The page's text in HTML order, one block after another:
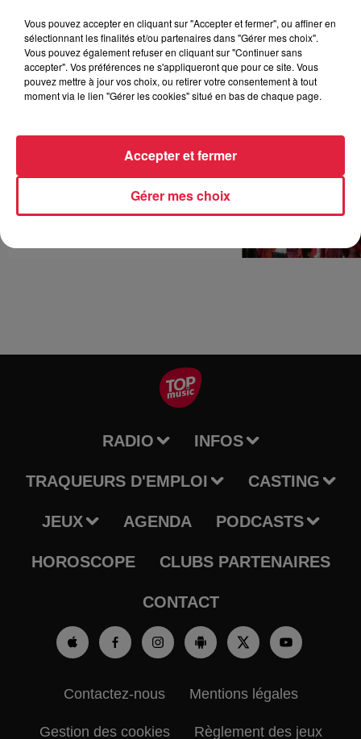
RADIO INFOS
TRAQUEURS D'EMPLOI CASTING
JEUX AGENDA PODCASTS
HOROSCOPE CLUBS PARTENAIRES
CONTACT
Contactez-nous Mentions légales
Gestion des cookies Règlement des jeux
Vous pouvez accepter en cliquant sur "Accepter et fermer", ou affiner en
sélectionnant les finalités et/ou partenaires dans "Gérer mes choix".
Vous pouvez également refuser en cliquant sur "Continuer sans
accepter". Vos préférences ne s'appliqueront que pour ce site. Vous
pouvez mettre à jour vos choix, ou retirer votre consentement à tout
moment via le lien "Gérer les cookies" situé en bas de chaque page.
Gérer mes choix
Accepter et fermer